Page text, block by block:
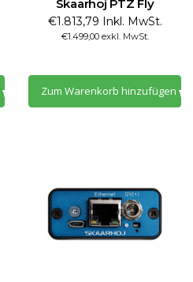
Skaarhoj PTZ Fly
€1.813,79 Inkl. MwSt.
€1.499,00 exkl. MwSt.
Zum Warenkorb hinzufügen